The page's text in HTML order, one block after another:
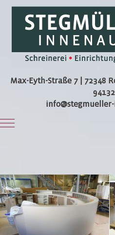
Max-Eyth-Straße 7 | 72348
Mobile Menu Toggle